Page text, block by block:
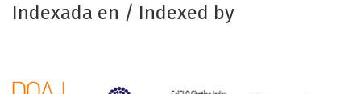
Indexada en / Indexed by